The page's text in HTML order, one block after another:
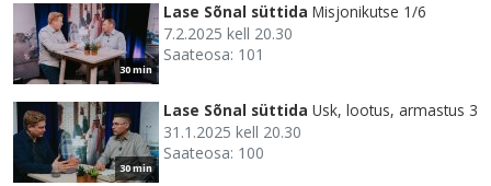
30 min
Lase Sõnal süttida Misjonikutse 1/6
7.2.2025 kell 20.30
Saateosa: 101
30 min
Lase Sõnal süttida Usk, lootus, armastus 3
31.1.2025 kell 20.30
Saateosa: 100